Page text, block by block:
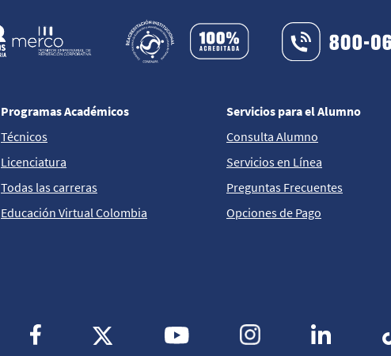
Programas Académicos
Técnicos
Licenciatura
Todas las carreras
Educación Virtual Colombia
Servicios para el Alumno
Consulta Alumno
Servicios en Línea
Preguntas Frecuentes
Opciones de Pago